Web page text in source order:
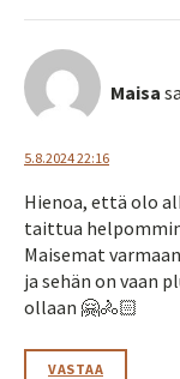
Maisa
5.8.2024 22:16
Hienoa, että olo
taittua
Maisemat
ja sehän on vaan
ollaan 🤗🚴🏻
VASTAA